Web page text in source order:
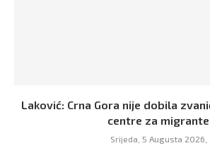
Laković: Crna Gora nije dobila
centre za migrante
Srijeda, 5 Augusta 2026,